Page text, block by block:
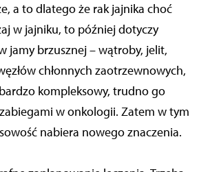
a to dlatego że rak jajnika choć
w jajniku, to później dotyczy
jamy brzusznej – wątroby, jelit,
chłonnych zaotrzewnowych,
kompleksowy, trudno go
w onkologii. Zatem w tym
nabiera nowego znaczenia.